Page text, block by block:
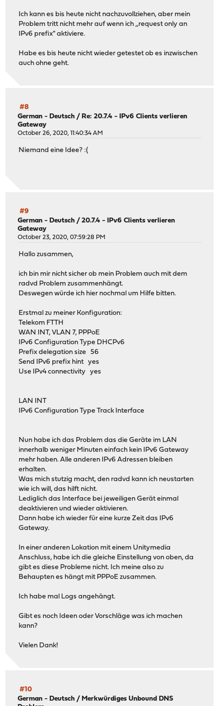
Ich kann es bis heute nicht nachzuvollziehen, aber mein
Problem tritt nicht mehr auf wenn ich ,,request only an
IPv6 prefix" aktiviere.
Habe es bis heute nicht wieder getestet ob es inzwischen
auch ohne geht.
#8
German - Deutsch /Re: 20.7.4 - IPv6 Clients verlieren
Gateway
October 26, 2020, 11:40:34 AM
Niemand eine Idee? :(
#9
German - Deutsch /20.7.4 - IPv6 Clients verlieren
Gateway
October 23, 2020, 07:59:28 PM
Hallo zusammen,
ich bin mir nicht sicher ob mein Problem auch mit dem
radvd Problem zusammenhängt.
Deswegen würde ich hier nochmal um Hilfe bitten.
Erstmal zu meiner Konfiguration:
Telekom FTTH
WAN INT, VLAN 7, PPPoE
IPv6 Configuration Type DHCPv6
Prefix delegation size 56
Send IPv6 prefix hint yes
Use IPv4 connectivity yes
LAN INT
IPv6 Configuration Type Track Interface
Nun habe ich das Problem das die Geräte im LAN
innerhalb weniger Minuten einfach kein IPv6 Gateway
mehr haben. Alle anderen IPv6 Adressen bleiben
erhalten.
Was mich stutzig macht, den radvd kann ich neustarten
wie ich will, das hilft nicht.
Lediglich das Interface bei jeweiligen Gerät einmal
deaktivieren und wieder aktivieren.
Dann habe ich wieder für eine kurze Zeit das IPv6
Gateway.
In einer anderen Lokation mit einem Unitymedia
Anschluss, habe ich die gleiche Einstellung von oben, da
gibt es diese Probleme nicht. Ich meine also zu
Behaupten es hängt mit PPPoE zusammen.
Ich habe mal Logs angehängt.
Gibt es noch Ideen oder Vorschläge was ich machen
kann?
Vielen Dank!
#10
German - Deutsch /Merkwürdiges Unbound DNS